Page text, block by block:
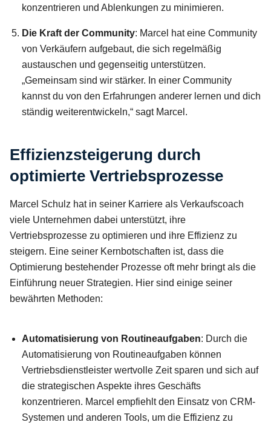
konzentrieren und Ablenkungen zu minimieren.
Die Kraft der Community: Marcel hat eine Community
von Verkäufern aufgebaut, die sich regelmäßig
austauschen und gegenseitig unterstützen.
„Gemeinsam sind wir stärker. In einer Community
kannst du von den Erfahrungen anderer lernen und dich
ständig weiterentwickeln,“ sagt Marcel.
Effizienzsteigerung durch
optimierte Vertriebsprozesse
Marcel Schulz hat in seiner Karriere als Verkaufscoach
viele Unternehmen dabei unterstützt, ihre
Vertriebsprozesse zu optimieren und ihre Effizienz zu
steigern. Eine seiner Kernbotschaften ist, dass die
Optimierung bestehender Prozesse oft mehr bringt als die
Einführung neuer Strategien. Hier sind einige seiner
bewährten Methoden:
Automatisierung von Routineaufgaben: Durch die
Automatisierung von Routineaufgaben können
Vertriebsdienstleister wertvolle Zeit sparen und sich auf
die strategischen Aspekte ihres Geschäfts
konzentrieren. Marcel empfiehlt den Einsatz von CRM-
Systemen und anderen Tools, um die Effizienz zu